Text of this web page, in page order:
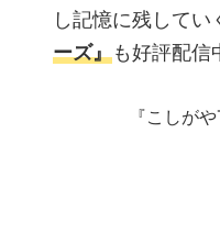
し記憶に残してい
ーズ』も好評配信
『こしが